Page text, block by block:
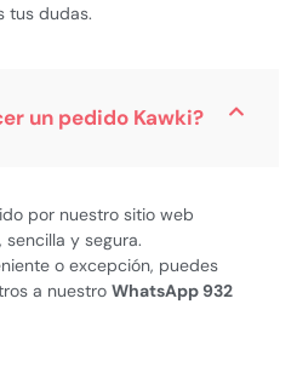
tus dudas.
un pedido Kawki?
por nuestro sitio web
sencilla y segura.
o excepción, puedes
a nuestro WhatsApp 932